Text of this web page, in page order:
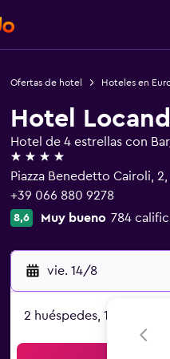
Ofertas de hotel Hoteles en
Hotel
Hotel de 4 estrellas con
4 estrellas
Piazza Benedetto Cairoli,
+39 066 880 9278
8,6 Muy bueno 784
vie. 14/8
2 huéspedes, 1 habitación